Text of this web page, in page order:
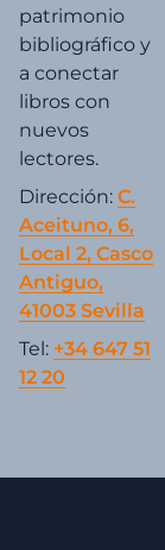
patrimonio
bibliográfico y
a conectar
libros con
nuevos
lectores.
Dirección: C.
Aceituno, 6,
Local 2, Casco
Antiguo,
41003 Sevilla
Tel: +34 647 51
12 20